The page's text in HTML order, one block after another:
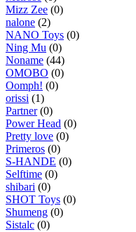
Mizz Zee (0)
nalone (2)
NANO Toys (0)
Ning Mu (0)
Noname (44)
OMOBO (0)
Oomph! (0)
orissi (1)
Partner(0)
Power Head (0)
Pretty love (0)
Primeros (0)
S-HANDE (0)
Selftime (0)
shibari (0)
SHOT Toys (0)
Shumeng (0)
Sistalc (0)